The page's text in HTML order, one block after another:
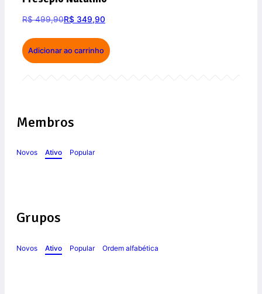
R$499,90R$ 349,90
Adicionar ao carrinho
Membros
Novos Ativo Popular
Grupos
Novos Ativo Popular Ordem alfabética